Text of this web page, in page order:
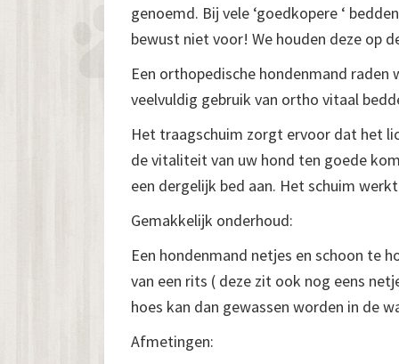
genoemd. Bij vele ‘goedkopere ‘
bewust niet voor! We houden deze op
Een orthopedische hondenmand
veelvuldig gebruik van ortho vitaal
Het traagschuim zorgt ervoor dat het
de vitaliteit van uw hond ten goede
een dergelijk bed aan. Het schuim
Gemakkelijk onderhoud:
Een hondenmand netjes en schoon te
van een rits ( deze zit ook nog eens
hoes kan dan gewassen worden in de
Afmetingen: